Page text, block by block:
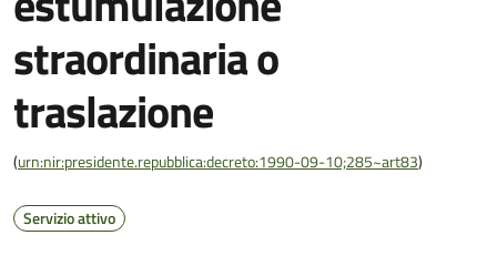
straordinaria o
traslazione
(urn:nir:presidente.repubblica:decreto:1990-09-10;285~art83)
Servizio attivo